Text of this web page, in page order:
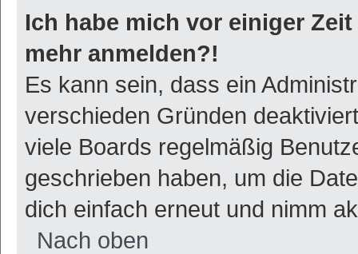
Ich habe mich vor einiger
mehr anmelden?!
Es kann sein, dass ein
verschieden Gründen
viele Boards regelmäßig
geschrieben haben, um die
dich einfach erneut und nimm
Nach oben